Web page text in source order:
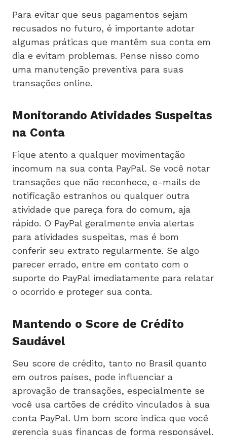
Para evitar que seus pagamentos sejam
recusados no futuro, é importante adotar
algumas práticas que mantêm sua conta em
dia e evitam problemas. Pense nisso como
uma manutenção preventiva para suas
transações online.
Monitorando Atividades Suspeitas
na Conta
Fique atento a qualquer movimentação
incomum na sua conta PayPal. Se você notar
transações que não reconhece, e-mails de
notificação estranhos ou qualquer outra
atividade que pareça fora do comum, aja
rápido. O PayPal geralmente envia alertas
para atividades suspeitas, mas é bom
conferir seu extrato regularmente. Se algo
parecer errado, entre em contato com o
suporte do PayPal imediatamente para relatar
o ocorrido e proteger sua conta.
Mantendo o Score de Crédito
Saudável
Seu score de crédito, tanto no Brasil quanto
em outros países, pode influenciar a
aprovação de transações, especialmente se
você usa cartões de crédito vinculados à sua
conta PayPal. Um bom score indica que você
gerencia suas finanças de forma responsável.